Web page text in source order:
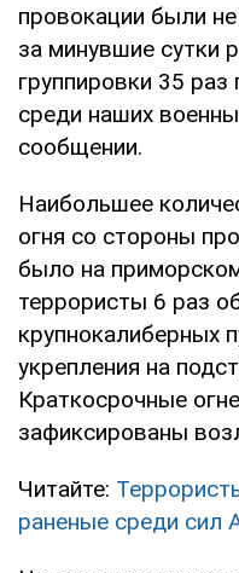
провокации были
за минувшие сутки
группировки 35
среди наших
сообщении.
Наибольшее
огня со стороны
было на
террористы 6 раз
крупнокалиберных
укрепления на
Краткосрочные
зафиксированы
Читайте:
раненые среди сил